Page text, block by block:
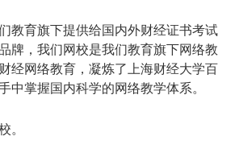
教育旗下提供给国内外财经证书考试
牌，我们网校是我们教育旗下网络教
经网络教育，凝炼了上海财经大学百
中掌握国内科学的网络教学体系。
。